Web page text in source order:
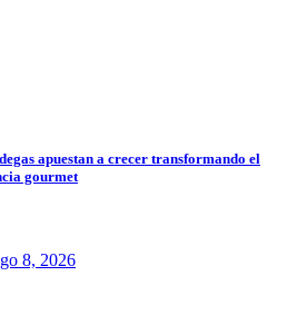
apuestan a crecer transformando el
gourmet
8, 2026